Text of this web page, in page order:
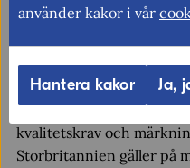
EU och Storbritannien
acceptera varandras
livsmedelsområdet som
jordbruksvaror och
Storbritannien måste
kvalitetskrav och
Storbritannien gäller på
använder kakor i vår
Hantera kakor Ja,